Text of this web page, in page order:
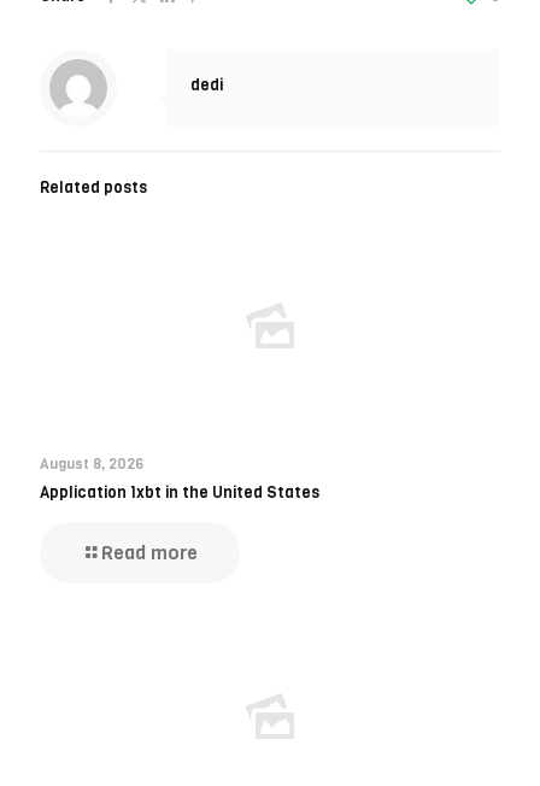
dedi
Related posts
August 8, 2026
Application 1xbt in the United States
Read more